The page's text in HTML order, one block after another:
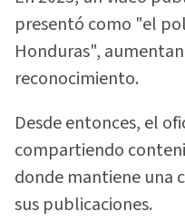
presentó como "el
Honduras",
reconocimiento.
Desde entonces, el
compartiendo
donde mantiene una
sus publicaciones.